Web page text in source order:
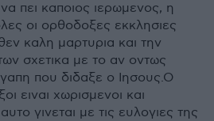
πει καποιος ιερωμενος, η
οι ορθοδοξες εκκλησιες
καλη μαρτυρια και την
σχετικα με το αν οντως
που διδαξε ο Ιησους.Ο
ειναι χωρισμενοι και
γινεται με τις ευλογιες της